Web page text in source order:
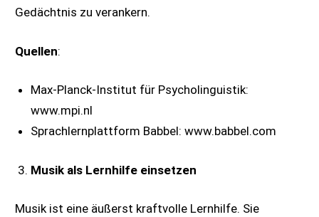
Gedächtnis zu verankern.
Quellen:
Max-Planck-Institut für Psycholinguistik:
www.mpi.nl
Sprachlernplattform Babbel: www.babbel.com
Musik als Lernhilfe einsetzen
Musik ist eine äußerst kraftvolle Lernhilfe. Sie